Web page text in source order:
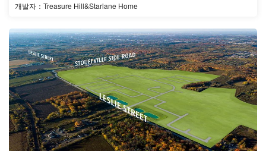
개발자：Treasure Hill&Starlane Home